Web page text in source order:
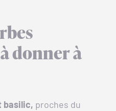
donner à
basilic, proches du